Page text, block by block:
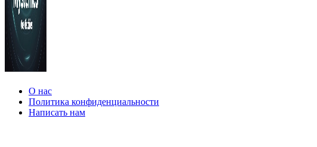
О нас
Политика конфиденциальности
Написать нам